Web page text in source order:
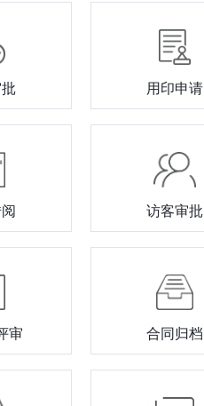
用印申请
访客审批
审 合同归档